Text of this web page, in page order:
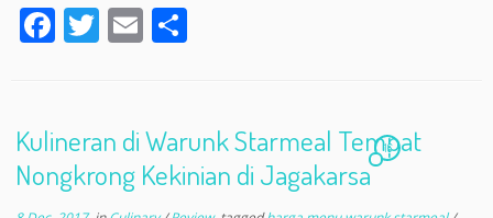
F
b
o
o
T
er
E
l e
Kulineran di Warunk Starmeal Tempat
Nongkrong Kekinian di Jagakarsa
16